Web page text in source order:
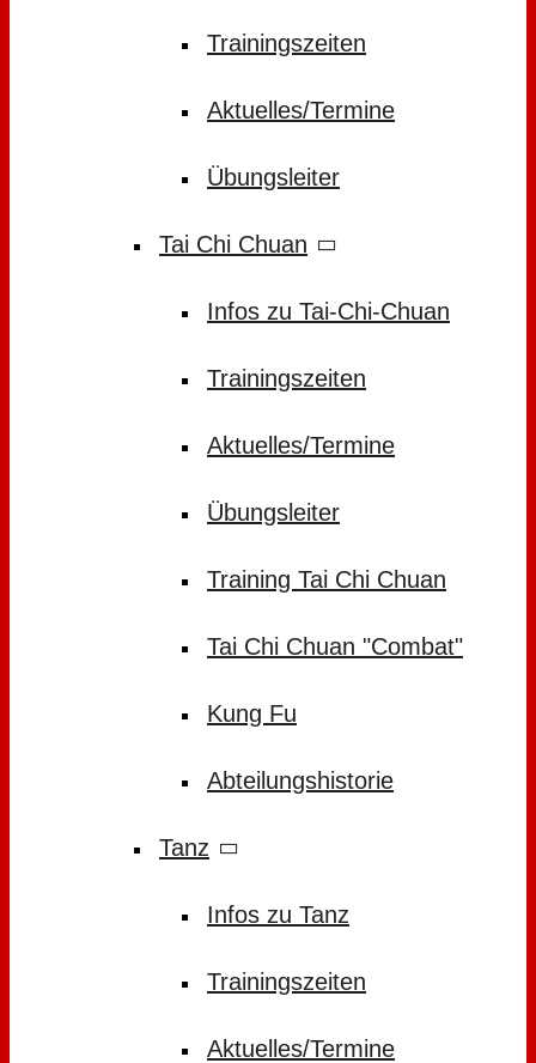
Trainingszeiten
Aktuelles/Termine
Übungsleiter
Tai Chi Chuan
Infos zu Tai-Chi-Chuan
Trainingszeiten
Aktuelles/Termine
Übungsleiter
Training Tai Chi Chuan
Tai Chi Chuan "Combat"
Kung Fu
Abteilungshistorie
Tanz
Infos zu Tanz
Trainingszeiten
Aktuelles/Termine